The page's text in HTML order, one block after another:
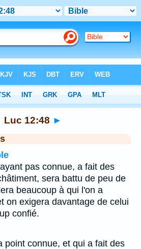
Luc 12:48 ►
pas connue, a fait des
sera battu de peu de
beaucoup à qui l'on a
on exigera davantage de celui
confié.
point connue, et qui a fait des